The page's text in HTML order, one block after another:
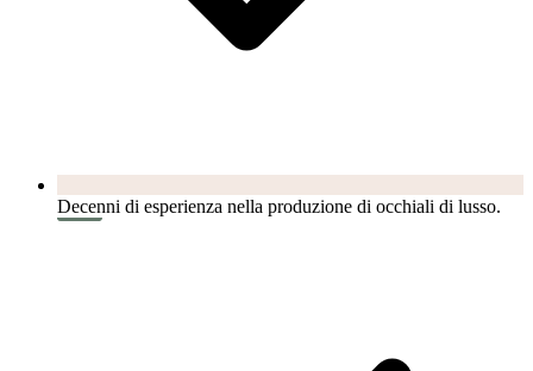
Decenni di esperienza nella produzione di occhiali di lusso.